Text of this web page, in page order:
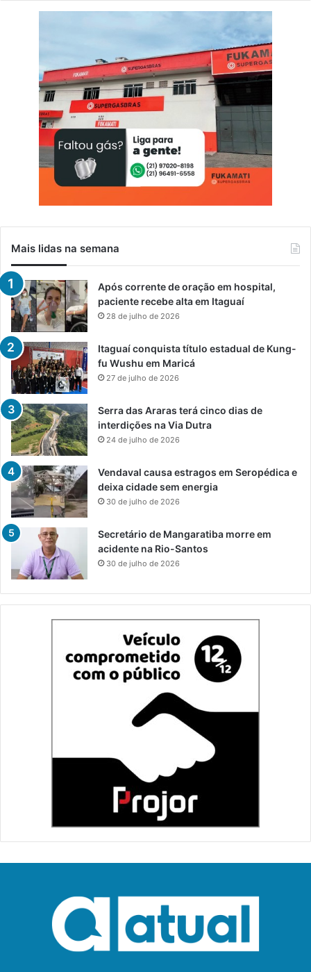
Mais lidas na semana
Após corrente de oração em hospital,
paciente recebe alta em Itaguaí
28 de julho de 2026
Itaguaí conquista título estadual de Kung-
fu Wushu em Maricá
27 de julho de 2026
Serra das Araras terá cinco dias de
interdições na Via Dutra
24 de julho de 2026
Vendaval causa estragos em Seropédica e
deixa cidade sem energia
30 de julho de 2026
Secretário de Mangaratiba morre em
acidente na Rio-Santos
30 de julho de 2026